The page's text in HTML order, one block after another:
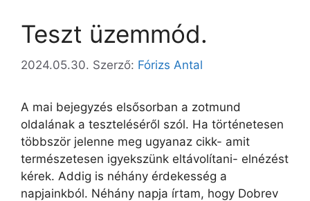
Teszt üzemmód.
2024.05.30. Szerző: Fórizs Antal
A mai bejegyzés elsősorban a zotmund
oldalának a teszteléséről szól. Ha történetesen
többször jelenne meg ugyanaz cikk- amit
természetesen igyekszünk eltávolítani- elnézést
kérek. Addig is néhány érdekesség a
napjainkból. Néhány napja írtam, hogy Dobrev